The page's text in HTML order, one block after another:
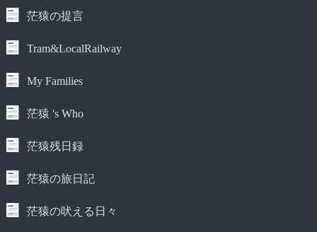
茫猿の提言
Tram&LocalRailway
My Families
茫猿 's Who
茫猿残日録
茫猿の旅日記
茫猿の吠える日々